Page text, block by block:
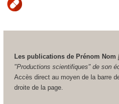
Les publications de Prénom Nom
"Productions scientifiques" de son
Accès direct au moyen de la barre
droite de la page.